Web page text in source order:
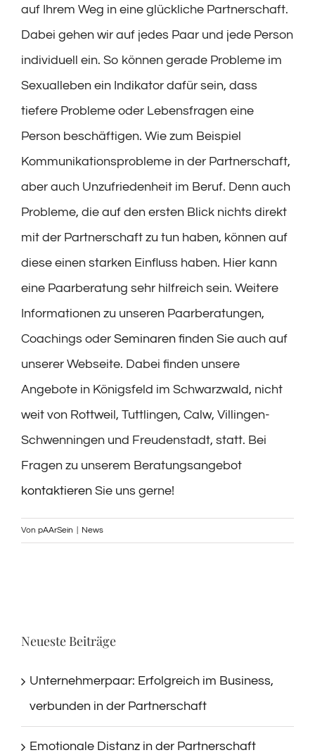
auf Ihrem Weg in eine glückliche Partnerschaft.
Dabei gehen wir auf jedes Paar und jede Person
individuell ein. So können gerade Probleme im
Sexualleben ein Indikator dafür sein, dass
tiefere Probleme oder Lebensfragen eine
Person beschäftigen. Wie zum Beispiel
Kommunikationsprobleme in der Partnerschaft,
aber auch Unzufriedenheit im Beruf. Denn auch
Probleme, die auf den ersten Blick nichts direkt
mit der Partnerschaft zu tun haben, können auf
diese einen starken Einfluss haben. Hier kann
eine Paarberatung sehr hilfreich sein. Weitere
Informationen zu unseren Paarberatungen,
Coachings oder Seminaren finden Sie auch auf
unserer Webseite. Dabei finden unsere
Angebote in Königsfeld im Schwarzwald, nicht
weit von Rottweil, Tuttlingen, Calw, Villingen-
Schwenningen und Freudenstadt, statt. Bei
Fragen zu unserem Beratungsangebot
kontaktieren Sie uns gerne!
Von pAArSein News
Neueste Beiträge
Unternehmerpaar: Erfolgreich im Business,
verbunden in der Partnerschaft
Emotionale Distanz in der Partnerschaft